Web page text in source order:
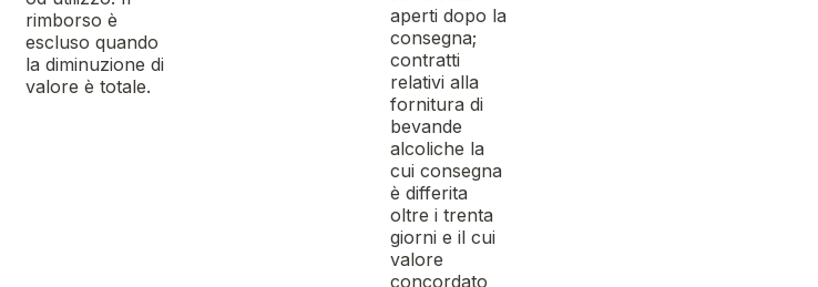
rimborso è
escluso quando
la diminuzione di
valore è totale.
aperti dopo la
consegna;
contratti
relativi alla
fornitura di
bevande
alcoliche la
cui consegna
è differita
oltre i trenta
giorni e il cui
valore
concordato